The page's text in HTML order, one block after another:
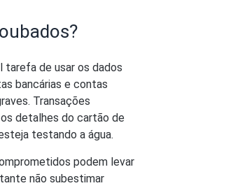
tarefa de usar os dados
bancárias e contas
Transações
detalhes do cartão de
testando a água.
podem levar
não subestimar